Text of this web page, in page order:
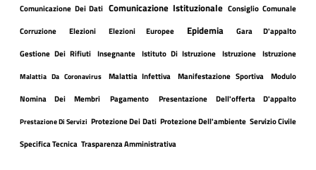
Comunicazione Dei Dati Comunicazione Istituzionale Consiglio Comunale
Corruzione
Elezioni Elezioni Europee Epidemia
Gara D'appalto
Gestione Dei Rifiuti Insegnante Istituto Di Istruzione Istruzione Istruzione
Malattia Da Coronavirus Malattia Infettiva Manifestazione Sportiva
Modulo
Nomina Dei Membri
Pagamento Presentazione Dell'offerta D'appalto
Prestazione Di Servizi Protezione Dei Dati Protezione Dell'ambiente Servizio Civile
Specifica Tecnica Trasparenza Amministrativa